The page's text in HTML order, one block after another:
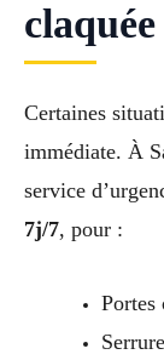
Certaines
immédiate. À
service
7j/7, pour :
Portes